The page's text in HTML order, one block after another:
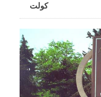
کولت